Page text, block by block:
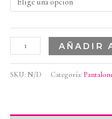
AÑADIR
SKU: N/D Categoría: